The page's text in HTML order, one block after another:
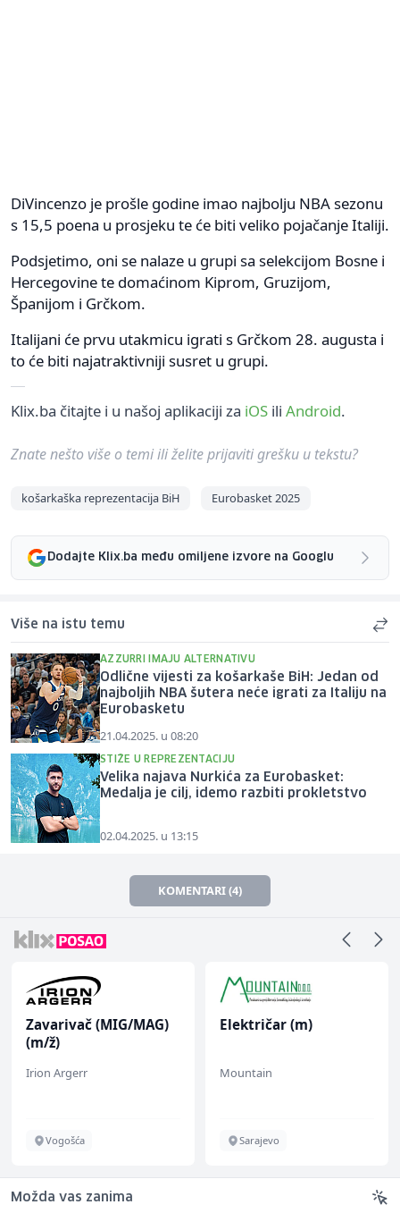
DiVincenzo je prošle godine imao najbolju NBA sezonu
s 15,5 poena u prosjeku te će biti veliko pojačanje Italiji.
Podsjetimo, oni se nalaze u grupi sa selekcijom Bosne i
Hercegovine te domaćinom Kiprom, Gruzijom,
Španijom i Grčkom.
Italijani će prvu utakmicu igrati s Grčkom 28. augusta i
to će biti najatraktivniji susret u grupi.
Klix.ba čitajte i u našoj aplikaciji za iOS ili Android.
Znate nešto više o temi ili želite prijaviti grešku u tekstu?
košarkaška reprezentacija BiH Eurobasket 2025
Dodajte Klix.ba među omiljene izvore na Googlu
Više na istu temu
AZZURRI IMAJU ALTERNATIVU
Odlične vijesti za košarkaše BiH: Jedan od
najboljih NBA šutera neće igrati za Italiju na
Eurobasketu
21.04.2025. u 08:20
STIŽE U REPREZENTACIJU
Velika najava Nurkića za Eurobasket:
Medalja je cilj, idemo razbiti prokletstvo
02.04.2025. u 13:15
KOMENTARI (4)
Zavarivač (MIG/MAG)
(m/ž)
Irion Argerr
Vogošća
Električar (m)
Mountain
Sarajevo
Možda vas zanima